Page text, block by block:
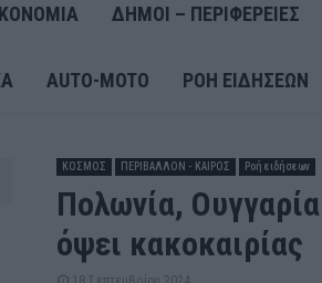
ΔΗΜΟΙ – ΠΕΡΙΦΕΡΕΙΕΣ
AUTO-MOTO ΡΟΉ ΕΙΔΉΣΕΩΝ
ΚΟΣΜΟΣ ΠΕΡΙΒΑΛΛΟΝ - ΚΑΙΡΟΣ Ροή ειδήσεων
Πολωνία,
όψει κακοκαιρίας